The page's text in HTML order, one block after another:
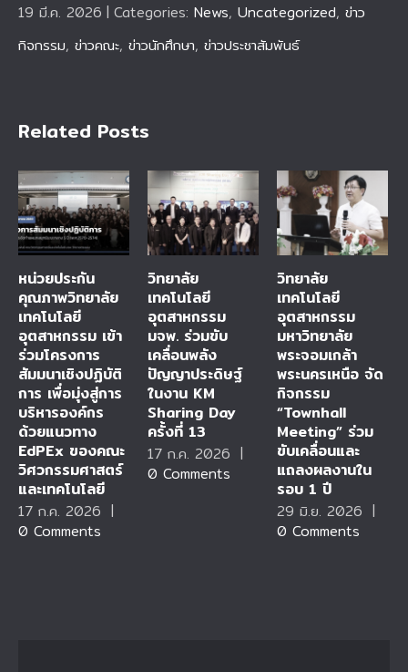
19 มี.ค. 2026 | Categories: News, Uncategorized, ข่าว
กิจกรรม, ข่าวคณะ, ข่าวนักศึกษา, ข่าวประชาสัมพันธ์
Related Posts
หน่วยประกัน
คุณภาพวิทยาลัย
เทคโนโลยี
อุตสาหกรรม เข้า
ร่วมโครงการ
สัมมนาเชิงปฏิบัติ
การ เพื่อมุ่งสู่การ
บริหารองค์กร
ด้วยแนวทาง
EdPEx ของคณะ
วิศวกรรมศาสตร์
และเทคโนโลยี
17 ก.ค. 2026 |
0 Comments
วิทยาลัย
เทคโนโลยี
อุตสาหกรรม
มจพ. ร่วมขับ
เคลื่อนพลัง
ปัญญาประดิษฐ์
ในงาน KM
Sharing Day
ครั้งที่ 13
17 ก.ค. 2026 |
0 Comments
วิทยาลัย
เทคโนโลยี
อุตสาหกรรม
มหาวิทยาลัย
พระจอมเกล้า
พระนครเหนือ จัด
กิจกรรม
“Townhall
Meeting” ร่วม
ขับเคลื่อนและ
แถลงผลงานใน
รอบ 1 ปี
29 มิ.ย. 2026 |
0 Comments